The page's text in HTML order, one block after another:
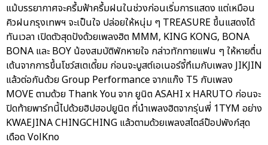
แม้บรรยากาศจะครึ้มฟ้าครึ้มฝนในช่วงก่อนเริ่มการแสดง แต่เหมือน
คิวฝนกรุงเทพฯ จะเป็นใจ ปล่อยให้หนุ่ม ๆ TREASURE ขึ้นแสดงได้
ทันเวลา เปิดตัวสุดปังด้วยเพลงฮิต MMM, KING KONG, BONA
BONA และ BOY น้องสมบัติพักหายใจ กล่าวทักทายแฟน ๆ ให้หายตื่น
เต้นจากการขึ้นโชว์สเตเดี้ยม ก่อนจะบูสต์เอเนอร์จี้ทึเมกับเพลง JIKJIN
แล้วต่อกันด้วย Group Performance จากแก๊ง T5 กับเพลง
MOVE ตามด้วย Thank You จาก ยูนิต ASAHI x HARUTO ก่อนจะ
ปิดท้ายพาร์ทนี้ไปด้วยฮิปฮอปยูนิต ที่นำเพลงฮิตจากรุ่นพี่ 1TYM อย่าง
KWAEJINA CHINGCHING แล้วตามด้วยเพลงสไตล์ป๊อปพังก์สุด
เดือด VolKno